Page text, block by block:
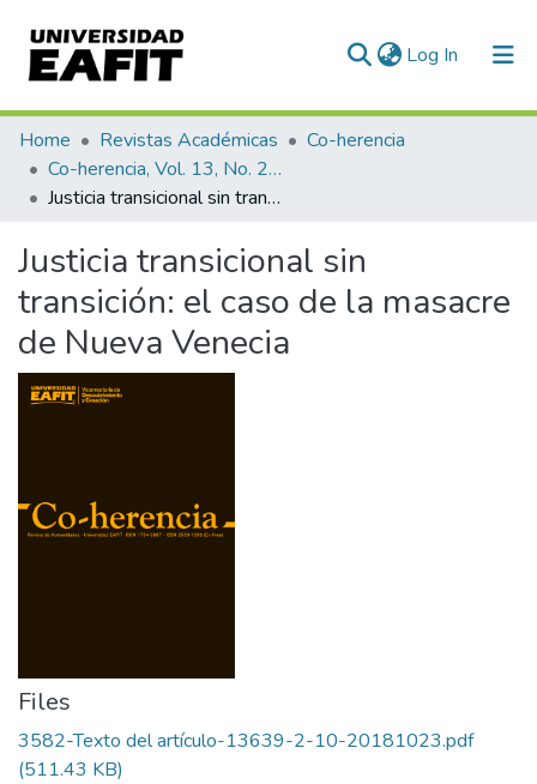
Log In (current)
Communities & Collections
All of DSpace
Home Revistas Académicas
Co-herencia
Co-herencia, Vol. 13, No. 24 (2016)
Justicia transicional sin transición: el caso de la masacre de Nueva Venecia
Justicia transicional sin
transición: el caso de la masacre
de Nueva Venecia
Files
3582-Texto del artículo-13639-2-10-20181023.pdf
(511.43 KB)